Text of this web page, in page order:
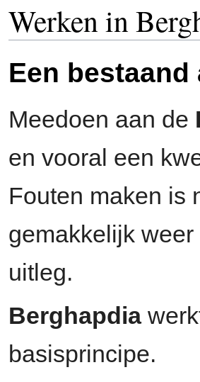
Werken in
Een
Meedoen aan de
en vooral een
Fouten maken is
gemakkelijk
uitleg.
Berghapdia
basisprincipe.